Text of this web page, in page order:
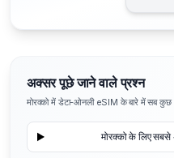
अक्सर पूछे जाने वाले प्रश्न
मोरक्को में डेटा-ओनली eSIM के बारे में सब कुछ
मोरक्को के लिए